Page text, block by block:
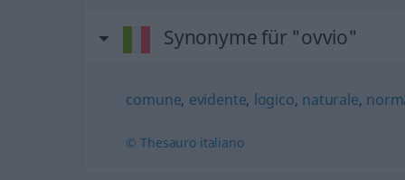
Synonyme für "ovvio"
comune, evidente, logico, naturale,
© Thesauro italiano